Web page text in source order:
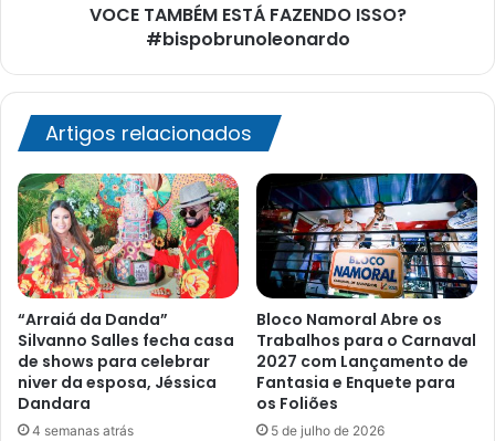
VOCE TAMBÉM ESTÁ FAZENDO ISSO?
#bispobrunoleonardo
Artigos relacionados
“Arraiá da Danda”
Silvanno Salles fecha casa
de shows para celebrar
niver da esposa, Jéssica
Dandara
4 semanas atrás
Bloco Namoral Abre os
Trabalhos para o Carnaval
2027 com Lançamento de
Fantasia e Enquete para
os Foliões
5 de julho de 2026